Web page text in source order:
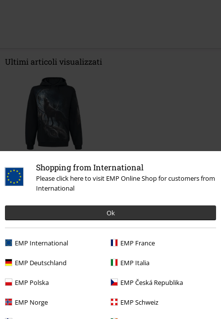
Shopping from International
Please click here to visit EMP Online Shop for customers from
International
Ok
EMP International EMP France
EMP Deutschland EMP Italia
EMP Polska EMP Česká Republika
EMP Norge EMP Schweiz
Ultimi articoli visualizzati
45,99 €
Altre Categorie. Altre Scelte.
Abbigliamento Felpe Felpe con cappuccio
Marchi di abbigliamento Abbigliamento Maglioni
cappuccio